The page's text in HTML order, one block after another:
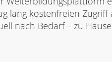
lang kostenfreien
nach Bedarf – zu